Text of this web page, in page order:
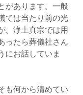
があります。一般
では当たり前の光
、浄土真宗では用
ったら葬儀社さん
にお話していま
も何から清めてい